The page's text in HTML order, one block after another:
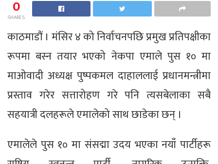
0
SHARES
काठमाडौं । मंसिर ४ को निर्वाचनपछि प्रमुख प्रतिपक्षीका
रूपमा बस्न तयार भएको नेकपा एमाले पुस १० मा
माओवादी अध्यक्ष पुष्पकमल दाहाललाई प्रधानमन्त्रीमा
प्रस्ताव गरेर सत्तारोहण गरे पनि त्यसबेलाका सबै
सहयात्री दलहरूले एमालेको साथ छाडेका छन् ।
एमालेले पुस १० मा संसद्मा उदय भएका नयाँ पार्टीहरू